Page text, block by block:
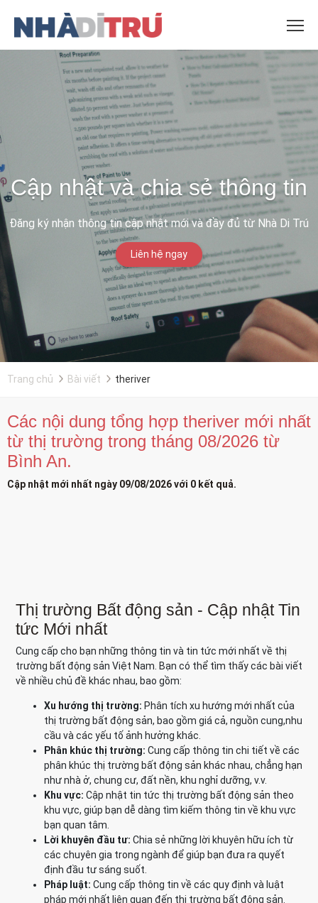
Cập nhật và chia sẻ thông tin
Đăng ký nhận thông tin cập nhật mới và đầy đủ từ Nhà Di Trú
Liên hệ ngay
Trang chủ Bài viết theriver
Các nội dung tổng hợp theriver mới nhất
từ thị trường trong tháng 08/2026 từ
Bình An.
Cập nhật mới nhất ngày 09/08/2026 với 0 kết quả.
Thị trường Bất động sản - Cập nhật Tin
tức Mới nhất
Cung cấp cho bạn những thông tin và tin tức mới nhất về thị
trường bất động sản Việt Nam. Bạn có thể tìm thấy các bài viết
về nhiều chủ đề khác nhau, bao gồm:
Xu hướng thị trường: Phân tích xu hướng mới nhất của
thị trường bất động sản, bao gồm giá cả, nguồn cung,nhu
cầu và các yếu tố ảnh hưởng khác.
Phân khúc thị trường: Cung cấp thông tin chi tiết về các
phân khúc thị trường bất động sản khác nhau, chẳng hạn
như nhà ở, chung cư, đất nền, khu nghỉ dưỡng, v.v.
Khu vực: Cập nhật tin tức thị trường bất động sản theo
khu vực, giúp bạn dễ dàng tìm kiếm thông tin về khu vực
bạn quan tâm.
Lời khuyên đầu tư: Chia sẻ những lời khuyên hữu ích từ
các chuyên gia trong ngành để giúp bạn đưa ra quyết
định đầu tư sáng suốt.
Pháp luật: Cung cấp thông tin về các quy định và luật
pháp mới nhất liên quan đến thị trường bất động sản.